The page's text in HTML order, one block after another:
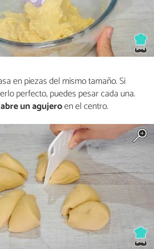
en piezas del mismo tamaño. Si
perfecto, puedes pesar cada una.
un agujeroen el centro.